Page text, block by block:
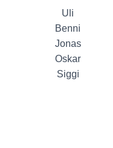
Uli
Benni
Jonas
Oskar
Siggi